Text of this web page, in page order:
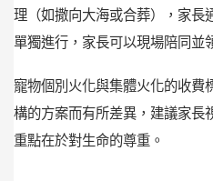
理（如撒向大海或合葬），家長
單獨進行，家長可以現場陪同並
寵物個別火化與集體火化的收費
構的方案而有所差異，建議家長
重點在於對生命的尊重。